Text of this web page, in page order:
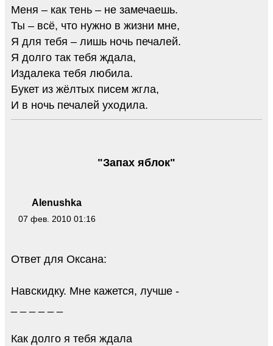
Меня – как тень – не замечаешь.
Ты – всё, что нужно в жизни мне,
Я для тебя – лишь ночь печалей.
Я долго так тебя ждала,
Издалека тебя любила.
Букет из жёлтых писем жгла,
И в ночь печалей уходила.
Alenushka
07 фев. 2010 01:16
"Запах яблок"
Ответ для Оксана:
Навскидку. Мне кажется, лучше -
Как долго я тебя ждала